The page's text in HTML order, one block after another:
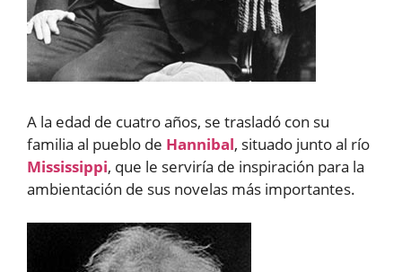
A la edad de cuatro años, se trasladó con su
familia al pueblo de Hannibal, situado junto al río
Mississippi, que le serviría de inspiración para la
ambientación de sus novelas más importantes.